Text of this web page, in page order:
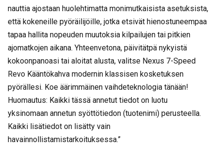
nauttia ajostaan huolehtimatta monimutkaisista asetuksista,
että kokeneille pyöräilijöille, jotka etsivät hienostuneempaa
tapaa hallita nopeuden muutoksia kilpailujen tai pitkien
ajomatkojen aikana. Yhteenvetona, päivitätpä nykyistä
kokoonpanoasi tai aloitat alusta, valitse Nexus 7-Speed
Revo Kääntökahva modernin klassisen kosketuksen
pyörällesi. Koe äärimmäinen vaihdeteknologia tänään!
Huomautus: Kaikki tässä annetut tiedot on luotu
yksinomaan annetun syöttötiedon (tuotenimi) perusteella.
Kaikki lisätiedot on lisätty vain
havainnollistamistarkoituksessa.”